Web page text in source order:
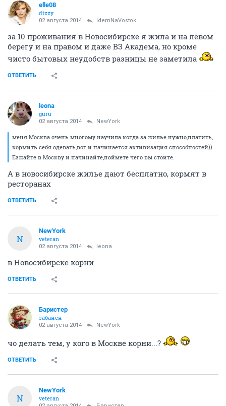
elle08
dizzy
02 августа 2014 IdemNaVostok
за 10 проживания в Новосибирске я жила и на левом
берегу и на правом и даже ВЗ Академа, но кроме
чисто бытовых неудобств разницы не заметила
ОТВЕТИТЬ
leona
guru
02 августа 2014 NewYоrk
меня Москва очень многому научила.когда за жилье нужно,платить,
кормить себя.одевать,вот и начинается активизация способностей))
Езжайте в Москву и начинайте,поймете чего вы стоите.
А в новосибирске жилье дают бесплатно, кормят в
ресторанах
ОТВЕТИТЬ
N
NewYоrk
veteran
02 августа 2014 leona
в Новосибирске корни
ОТВЕТИТЬ
Баристер
забанен
02 августа 2014 NewYоrk
чо делать тем, у кого в Москве корни...?
ОТВЕТИТЬ
N
NewYоrk
veteran